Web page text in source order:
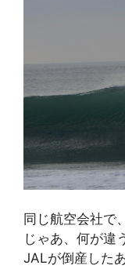
同じ航空会社で
じゃあ、何が違
JALが倒産した